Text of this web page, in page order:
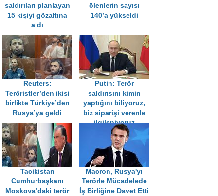
saldırıları planlayan
15 kişiyi gözaltına
aldı
ölenlerin sayısı
140’a yükseldi
Reuters:
Teröristler’den ikisi
birlikte Türkiye’den
Rusya’ya geldi
Putin: Terör
saldırısını kimin
yaptığını biliyoruz,
biz siparişi verenle
ilgileniyoruz
Tacikistan
Cumhurbaşkanı
Moskova’daki terör
Macron, Rusya'yı
Terörle Mücadelede
İş Birliğine Davet Etti